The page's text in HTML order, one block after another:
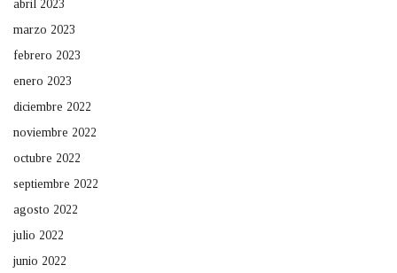
abril 2023
marzo 2023
febrero 2023
enero 2023
diciembre 2022
noviembre 2022
octubre 2022
septiembre 2022
agosto 2022
julio 2022
junio 2022